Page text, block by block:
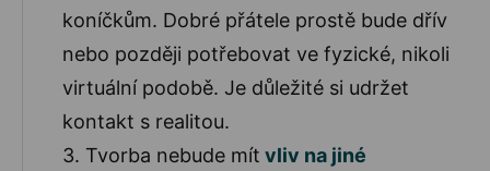
koníčkům. Dobré přátele prostě bude dřív
nebo později potřebovat ve fyzické, nikoli
virtuální podobě. Je důležité si udržet
kontakt s realitou.
3. Tvorba nebude mít vliv na jiné